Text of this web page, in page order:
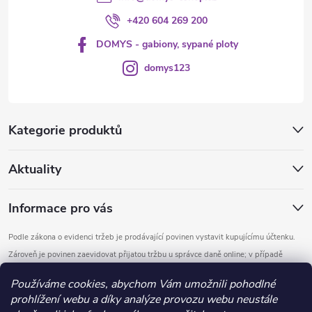
Používáme cookies, abychom Vám umožnili pohodlné
prohlížení webu a díky analýze provozu webu neustále
Kategorie produktů
Aktuality
Informace pro vás
Podle zákona o evidenci tržeb je prodávající povinen vystavit kupujícímu účtenku.
Zároveň je povinen zaevidovat přijatou tržbu u správce daně online; v případě
+420 604 269 200
DOMYS - gabiony, sypané ploty
domys123